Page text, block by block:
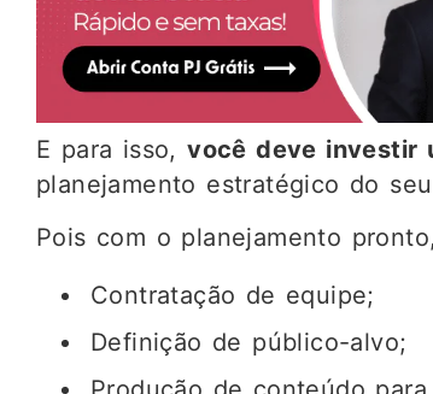
E para isso,você deve investir
planejamento estratégico do
Pois com o planejamento
Contratação de equipe;
Definição de público-alvo;